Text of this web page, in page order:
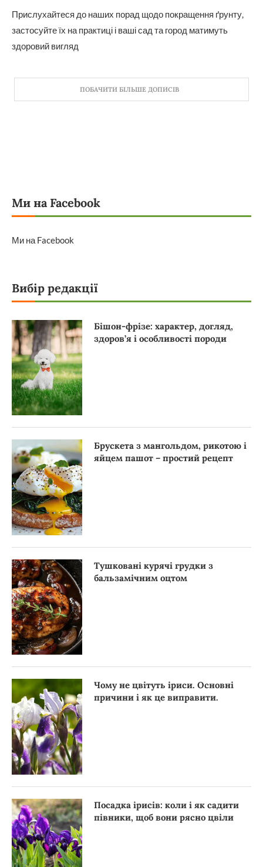
Прислухайтеся до наших порад щодо покращення ґрунту,
застосуйте їх на практиці і ваші сад та город матимуть
здоровий вигляд
ПОБАЧИТИ БІЛЬШЕ ДОПИСІВ
Ми на Facebook
Ми на Facebook
Вибір редакції
Бішон-фрізе: характер, догляд,
здоров’я і особливості породи
Брускета з мангольдом, рикотою і
яйцем пашот – простий рецепт
Тушковані курячі грудки з
бальзамічним оцтом
Чому не цвітуть іриси. Основні
причини і як це виправити.
Посадка ірисів: коли і як садити
півники, щоб вони рясно цвіли